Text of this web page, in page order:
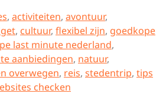
, activiteiten, avontuur,
, cultuur, flexibel zijn, goedkope
last minute nederland,
aanbiedingen, natuur,
overwegen, reis, stedentrip, tips
checken